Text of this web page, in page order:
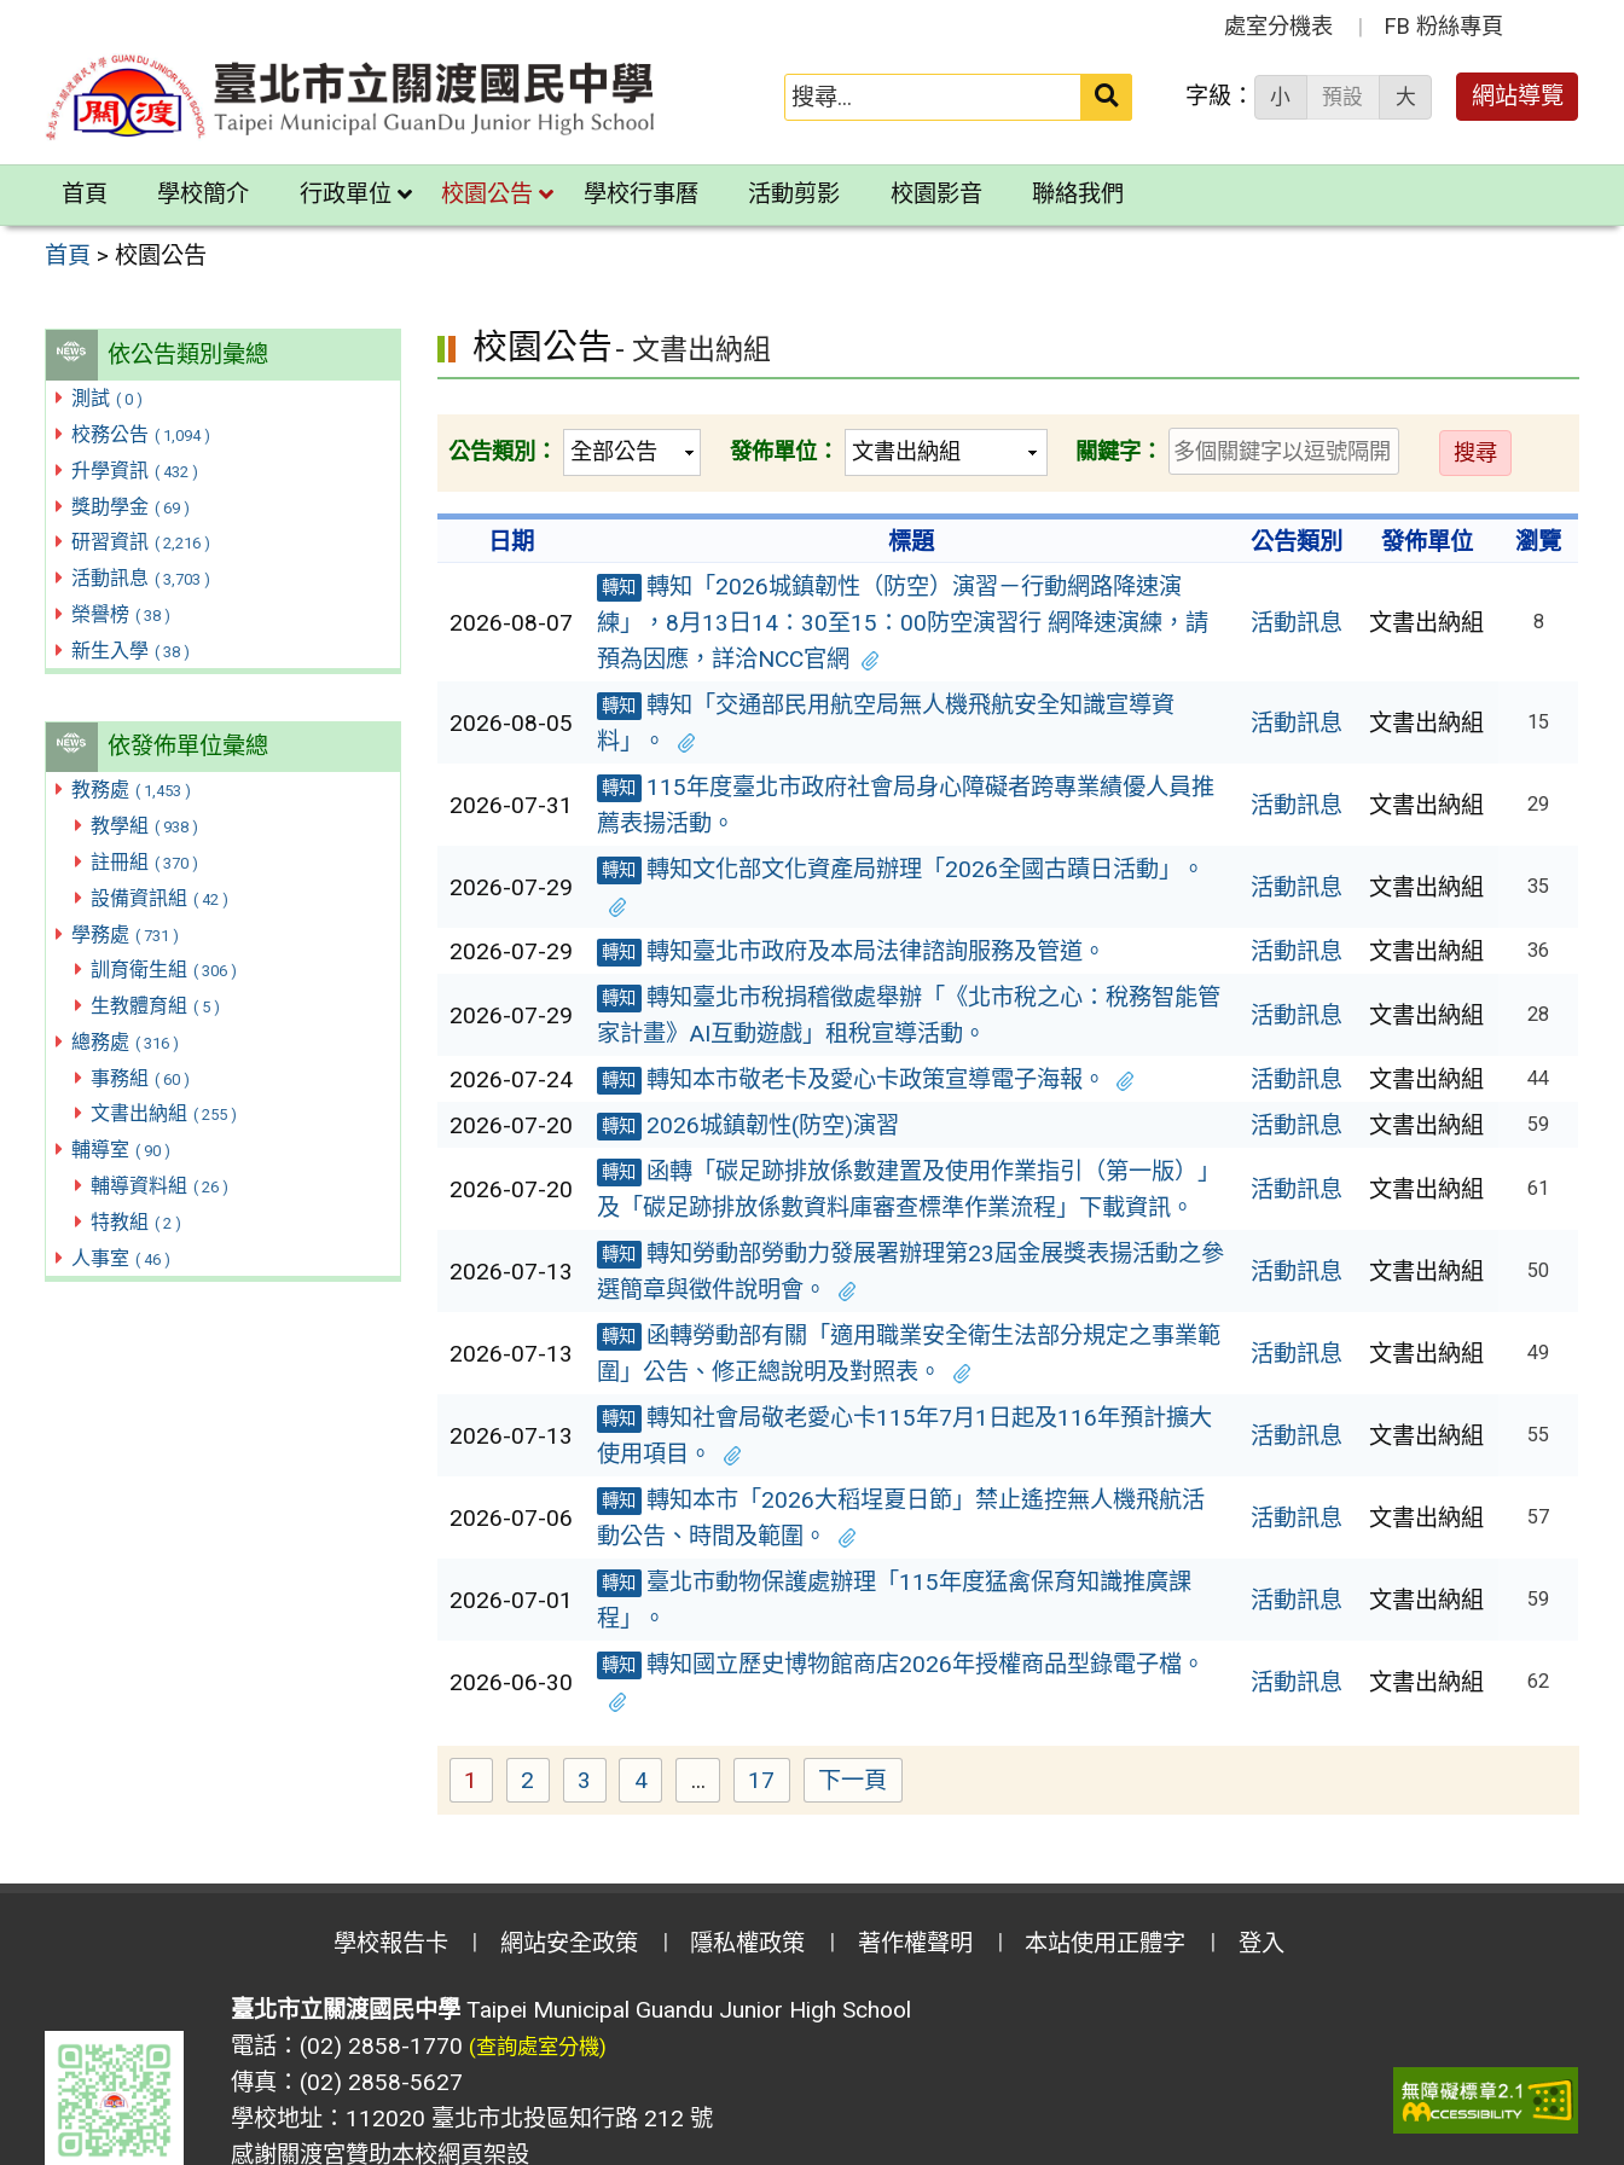
內
區
處室分機表 FB 粉絲專頁
送出 字級： 小 預設 大 網站導覽
首頁 學校簡介 行政單位 校園公告 學校行事曆 活動剪影 校園影音 聯絡我們
首頁 >校園公告
依公告類別彙總
測試 ( 0 )
校務公告 ( 1,094 )
升學資訊 ( 432 )
獎助學金 ( 69 )
研習資訊 ( 2,216 )
活動訊息 ( 3,703 )
榮譽榜 ( 38 )
新生入學 ( 38 )
依發佈單位彙總
教務處 ( 1,453 )
教學組 ( 938 )
註冊組 ( 370 )
設備資訊組 ( 42 )
學務處 ( 731 )
訓育衛生組 ( 306 )
生教體育組 ( 5 )
總務處 ( 316 )
事務組 ( 60 )
文書出納組 ( 255 )
輔導室 ( 90 )
輔導資料組 ( 26 )
特教組 ( 2 )
人事室 ( 46 )
校園公告- 文書出納組
公告類別： 發佈單位： 關鍵字：
送
出
日期 標題 公告類別 發佈單位 瀏覽
2026-08-07
轉知
轉知「2026城鎮韌性（防空）演習－行動網路降速演
練」，8月13日14：30至15：00防空演習行 網降速演練，請
預為因應，詳洽NCC官網
活動訊息 文書出納組 8
2026-08-05
轉知
轉知「交通部民用航空局無人機飛航安全知識宣導資
料」。
活動訊息 文書出納組 15
2026-07-31
轉知
115年度臺北市政府社會局身心障礙者跨專業績優人員推
薦表揚活動。
活動訊息 文書出納組 29
2026-07-29
轉知 轉知文化部文化資產局辦理「2026全國古蹟日活動」。
活動訊息 文書出納組 35
2026-07-29 轉知 轉知臺北市政府及本局法律諮詢服務及管道。 活動訊息 文書出納組 36
2026-07-29
轉知
轉知臺北市稅捐稽徵處舉辦「《北市稅之心：稅務智能管
家計畫》AI互動遊戲」租稅宣導活動。
活動訊息 文書出納組 28
2026-07-24 轉知 轉知本市敬老卡及愛心卡政策宣導電子海報。 活動訊息 文書出納組 44
2026-07-20 轉知 2026城鎮韌性(防空)演習 活動訊息 文書出納組 59
2026-07-20
轉知
函轉「碳足跡排放係數建置及使用作業指引（第一版）」
及「碳足跡排放係數資料庫審查標準作業流程」下載資訊。
活動訊息 文書出納組 61
2026-07-13
轉知
轉知勞動部勞動力發展署辦理第23屆金展獎表揚活動之參
選簡章與徵件說明會。
活動訊息 文書出納組 50
2026-07-13
轉知
函轉勞動部有關「適用職業安全衛生法部分規定之事業範
圍」公告、修正總說明及對照表。
活動訊息 文書出納組 49
2026-07-13
轉知
轉知社會局敬老愛心卡115年7月1日起及116年預計擴大
使用項目。
活動訊息 文書出納組 55
2026-07-06
轉知
轉知本市「2026大稻埕夏日節」禁止遙控無人機飛航活
動公告、時間及範圍。
活動訊息 文書出納組 57
2026-07-01
轉知
臺北市動物保護處辦理「115年度猛禽保育知識推廣課
程」。
活動訊息 文書出納組 59
2026-06-30
轉知 轉知國立歷史博物館商店2026年授權商品型錄電子檔。
活動訊息 文書出納組 62
Page
1 Page
2 Page
3 Page
4 ... Page
17 下一頁
學校報告卡 網站安全政策 隱私權政策 著作權聲明 本站使用正體字 登入
臺北市立關渡國民中學Taipei Municipal Guandu Junior High School
電話：(02) 2858-1770 (查詢處室分機)
傳真：(02) 2858-5627
學校地址：112020 臺北市北投區知行路 212 號
感謝關渡宮贊助本校網頁架設